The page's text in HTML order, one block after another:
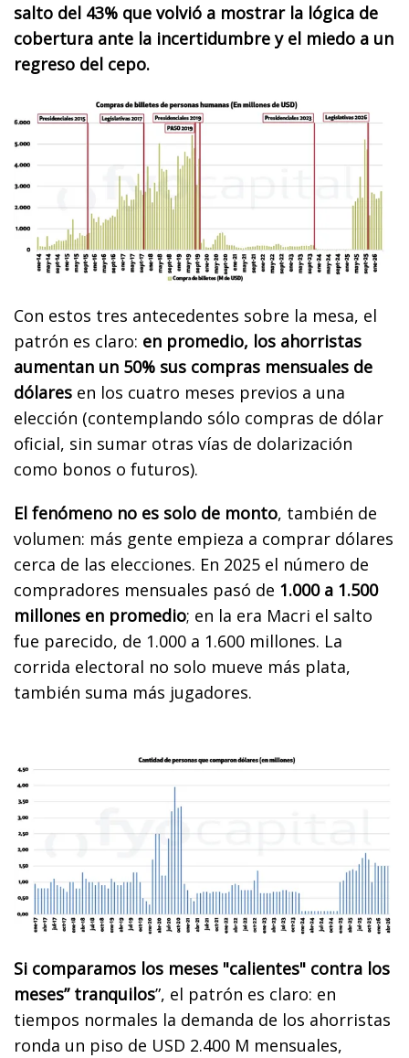
salto del 43% que volvió a mostrar la lógica de
cobertura ante la incertidumbre y el miedo a un
regreso del cepo.
Con estos tres antecedentes sobre la mesa, el
patrón es claro: en promedio, los ahorristas
aumentan un 50% sus compras mensuales de
dólares en los cuatro meses previos a una
elección (contemplando sólo compras de dólar
oficial, sin sumar otras vías de dolarización
como bonos o futuros).
El fenómeno no es solo de monto, también de
volumen: más gente empieza a comprar dólares
cerca de las elecciones. En 2025 el número de
compradores mensuales pasó de 1.000 a 1.500
millones en promedio; en la era Macri el salto
fue parecido, de 1.000 a 1.600 millones. La
corrida electoral no solo mueve más plata,
también suma más jugadores.
Si comparamos los meses "calientes" contra los
meses” tranquilos”, el patrón es claro: en
tiempos normales la demanda de los ahorristas
ronda un piso de USD 2.400 M mensuales,